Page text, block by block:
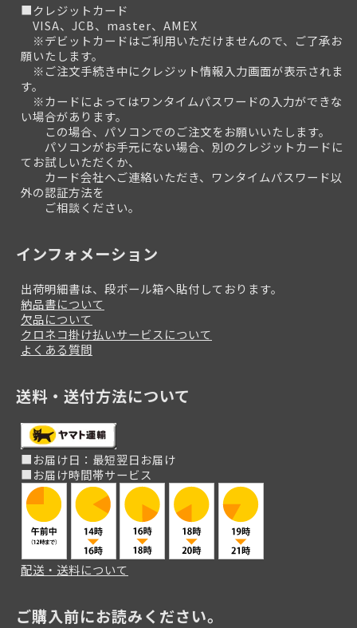
■クレジットカード
VISA、JCB、master、AMEX
※デビットカードはご利用いただけませんので、ご了承お
願いたします。
※ご注文手続き中にクレジット情報入力画面が表示されま
す。
※カードによってはワンタイムパスワードの入力ができな
い場合があります。
この場合、パソコンでのご注文をお願いいたします。
パソコンがお手元にない場合、別のクレジットカードに
てお試しいただくか、
カード会社へご連絡いただき、ワンタイムパスワード以
外の認証方法を
ご相談ください。
インフォメーション
出荷明細書は、段ボール箱へ貼付しております。
納品書について
欠品について
クロネコ掛け払いサービスについて
よくある質問
送料・送付方法について
■お届け日：最短翌日お届け
■お届け時間帯サービス
配送・送料について
ご購入前にお読みください。